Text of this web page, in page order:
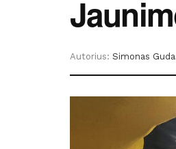
Autorius: Simonas